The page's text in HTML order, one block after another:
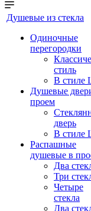
Душевые из стекла
Одиночные
перегородки
стиль
В стиле
Душевые
проем
дверь
В стиле
Распашные
душевые в
Два
Три
Четыре
стекла
Два